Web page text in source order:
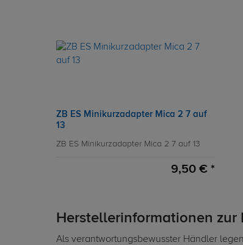
ZB ES Minikurzadapter Mica 2 7 auf
13
ZB ES Minikurzadapter Mica 2 7 auf 13
9,50 € *
Herstellerinformationen
Als verantwortungsbewusster Händler